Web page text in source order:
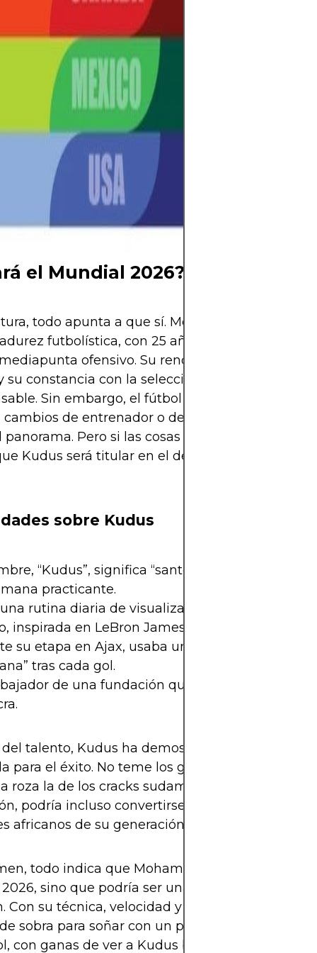
el Mundial 2026?
todo apunta a que sí. Mohammed Kudus
futbolística, con 25 años en 2026, una
ofensivo. Su rendimiento en la
su constancia con la selección lo colocan como
Sin embargo, el fútbol siempre tiene sus
cambios de entrenador o decisiones tácticas
panorama. Pero si las cosas siguen su curso, es
Kudus será titular en el debut de Ghana en el
sobre Kudus
“Kudus”, significa “santo” en árabe, y su
practicante.
rutina diaria de visualización mental antes
inspirada en LeBron James.
su etapa en Ajax, usaba una camiseta con la
tras cada gol.
de una fundación que apoya la
del talento, Kudus ha demostrado tener la
para el éxito. No teme los grandes escenarios, y
roza la de los cracks sudamericanos. Si
podría incluso convertirse en uno de los
africanos de su generación, al nivel de Salah o
todo indica que Mohammed Kudus no solo
sino que podría ser una de las figuras que
Con su técnica, velocidad y carisma, Ghana
sobra para soñar con un papel histórico. Y el
con ganas de ver a Kudus brillar bajo los